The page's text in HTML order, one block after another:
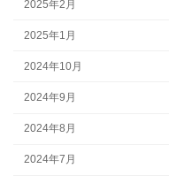
2025年2月
2025年1月
2024年10月
2024年9月
2024年8月
2024年7月